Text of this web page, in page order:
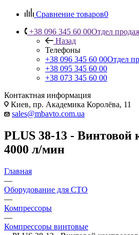
Сравнение товаров0
+38 096 345 60 00Отдел
Назад
Телефоны
+38 096 345 60 00Отдел
+38 095 345 60 00
+38 073 345 60 00
Контактная информация
Киев, пр. Академика Королёва, 11
sales@mbavto.com.ua
PLUS 38-13 - Винтовой
4000 л/мин
Главная
—
Оборудование для СТО
—
Компрессоры
—
Компрессоры винтовые